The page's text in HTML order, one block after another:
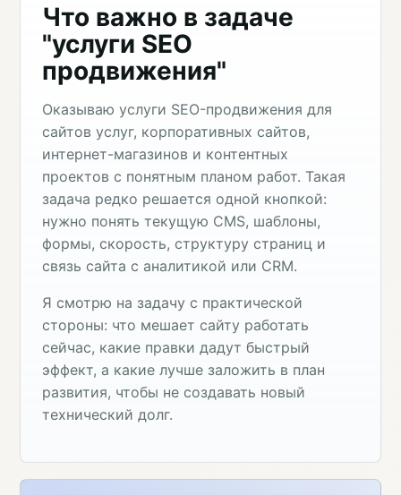
Что важно в задаче
"услуги SEO
продвижения"
Оказываю услуги SEO-продвижения для
сайтов услуг, корпоративных сайтов,
интернет-магазинов и контентных
проектов с понятным планом работ. Такая
задача редко решается одной кнопкой:
нужно понять текущую CMS, шаблоны,
формы, скорость, структуру страниц и
связь сайта с аналитикой или CRM.
Я смотрю на задачу с практической
стороны: что мешает сайту работать
сейчас, какие правки дадут быстрый
эффект, а какие лучше заложить в план
развития, чтобы не создавать новый
технический долг.